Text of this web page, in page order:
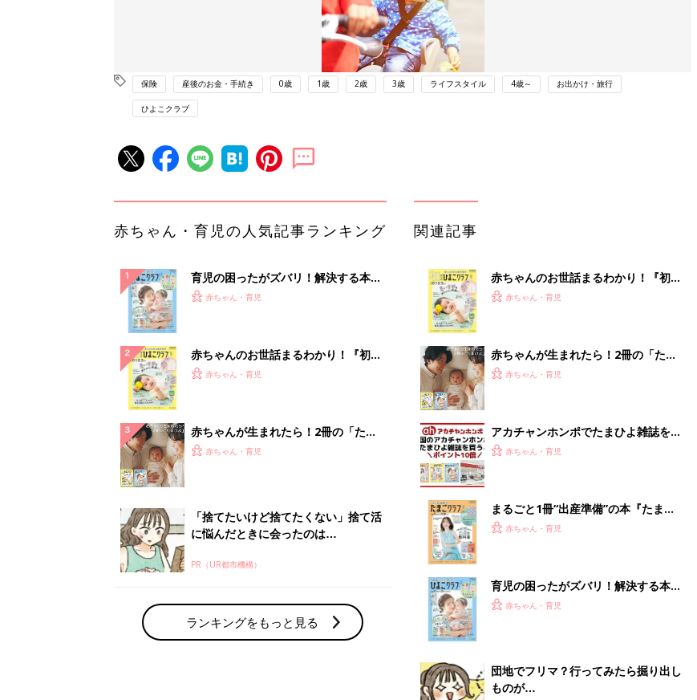
保険 産後のお金・手続き 0歳 1歳 2歳 3歳 ライフスタイル 4歳～ お出かけ・旅行
ひよこクラブ
赤ちゃん・育児の人気記事ランキング
育児の困ったがズバリ！解決する本
『ひよこクラブ 夏号』 4カ月～2才
赤ちゃん・育児
赤ちゃんのお世話まるわかり！『初め
てのひよこクラブ 夏号』〈巻頭大特
解決テク
赤ちゃん・育児
赤ちゃんが生まれたら！2冊の「たま
ひよ」
赤ちゃん・育児
「捨てたいけど捨てたくない」捨て活
に悩んだときに会ったのは…
PR（UR都市機構）
ランキングをもっと見る
関連記事
赤ちゃんのお世話まるわかり！『初め
てのひよこクラブ 夏号』〈巻頭大特
解決テク
赤ちゃん・育児
赤ちゃんが生まれたら！2冊の「たま
ひよ」
赤ちゃん・育児
アカチャンホンポでたまひよ雑誌を買
うとポイント10倍【期間限定】
赤ちゃん・育児
まるごと1冊“出産準備”の本『たまご
クラブ 夏号』〈スペシャル大特集〉
赤ちゃん・育児
育児の困ったがズバリ！解決する本
『ひよこクラブ 夏号』 4カ月～2才
赤ちゃん・育児
団地でフリマ？行ってみたら掘り出し
ものが…